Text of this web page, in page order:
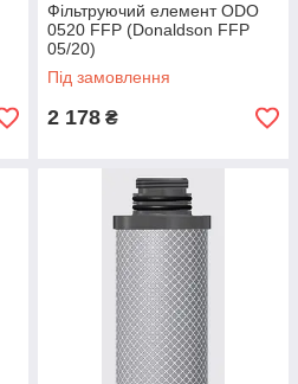
Фільтруючий елемент ODO
0520 FFP (Donaldson FFP
05/20)
Під замовлення
2 178 ₴